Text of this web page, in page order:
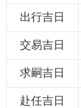
出行吉日
交易吉日
求嗣吉日
赴任吉日